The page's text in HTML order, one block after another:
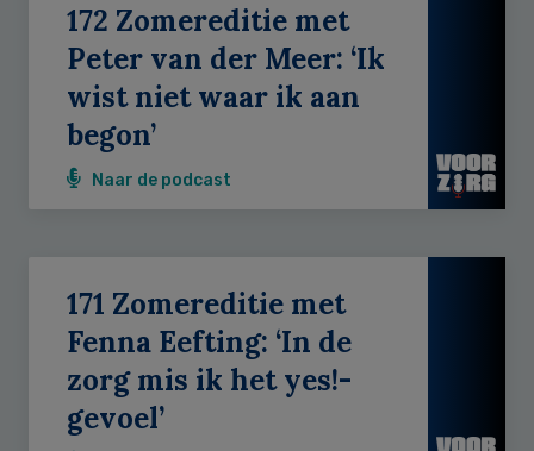
172 Zomereditie met
Peter van der Meer: ‘Ik
wist niet waar ik aan
begon’
Naar de podcast
171 Zomereditie met
Fenna Eefting: ‘In de
zorg mis ik het yes!-
gevoel’